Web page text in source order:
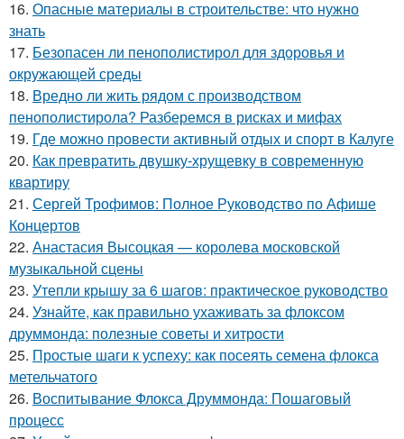
16. Опасные материалы в строительстве: что нужно
знать
17. Безопасен ли пенополистирол для здоровья и
окружающей среды
18. Вредно ли жить рядом с производством
пенополистирола? Разберемся в рисках и мифах
19. Где можно провести активный отдых и спорт в Калуге
20. Как превратить двушку-хрущевку в современную
квартиру
21. Сергей Трофимов: Полное Руководство по Афише
Концертов
22. Анастасия Высоцкая — королева московской
музыкальной сцены
23. Утепли крышу за 6 шагов: практическое руководство
24. Узнайте, как правильно ухаживать за флоксом
друммонда: полезные советы и хитрости
25. Простые шаги к успеху: как посеять семена флокса
метельчатого
26. Воспитывание Флокса Друммонда: Пошаговый
процесс